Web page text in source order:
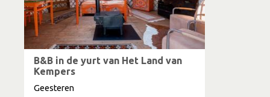
B&B in de yurt van Het Land van
Kempers
Geesteren